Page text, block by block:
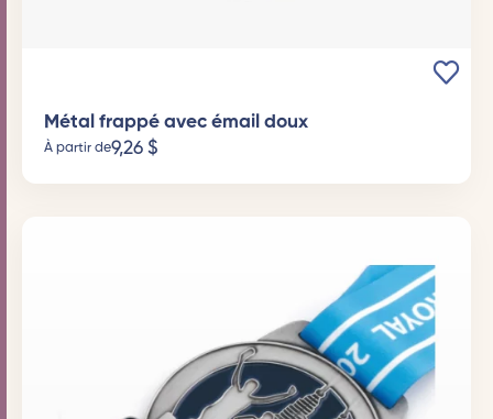
Métal frappé avec émail doux
À partir de9,26 $